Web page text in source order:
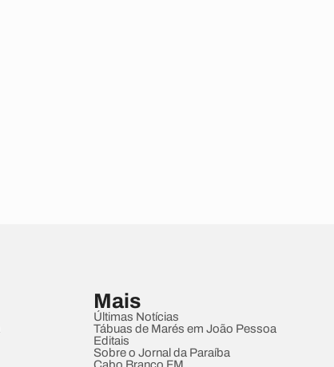
Mais
Últimas Notícias
Tábuas de Marés em João Pessoa
Editais
Sobre o Jornal da Paraíba